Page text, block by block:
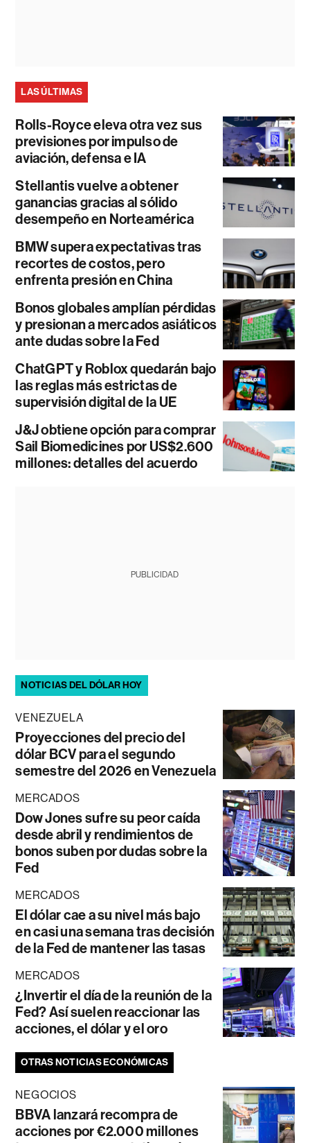
LAS ÚLTIMAS
Rolls-Royce eleva otra vez sus
previsiones por impulso de
aviación, defensa e IA
Stellantis vuelve a obtener
ganancias gracias al sólido
desempeño en Norteamérica
BMW supera expectativas tras
recortes de costos, pero
enfrenta presión en China
Bonos globales amplían pérdidas
y presionan a mercados asiáticos
ante dudas sobre la Fed
ChatGPT y Roblox quedarán bajo
las reglas más estrictas de
supervisión digital de la UE
J&J obtiene opción para comprar
Sail Biomedicines por US$2.600
millones: detalles del acuerdo
PUBLICIDAD
NOTICIAS DEL DÓLAR HOY
VENEZUELA
Proyecciones del precio del
dólar BCV para el segundo
semestre del 2026 en Venezuela
MERCADOS
Dow Jones sufre su peor caída
desde abril y rendimientos de
bonos suben por dudas sobre la
Fed
MERCADOS
El dólar cae a su nivel más bajo
en casi una semana tras decisión
de la Fed de mantener las tasas
MERCADOS
¿Invertir el día de la reunión de la
Fed? Así suelen reaccionar las
acciones, el dólar y el oro
OTRAS NOTICIAS ECONÓMICAS
NEGOCIOS
BBVA lanzará recompra de
acciones por €2.000 millones